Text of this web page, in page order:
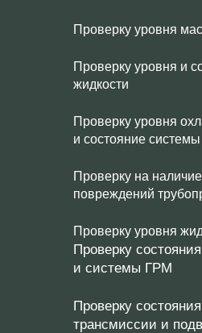
Проверку уровня
Проверку уровня и
жидкости
Проверку уровня
и состояние
Проверку на
повреждений
Проверку уровня
Проверку
и системы ГРМ
Проверку
трансмиссии и